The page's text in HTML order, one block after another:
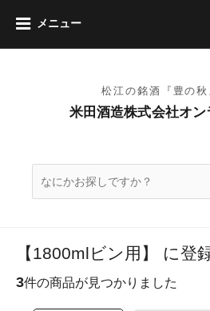
メニュー
【1800mlビン用】 に登
3件の商品が見つかりました